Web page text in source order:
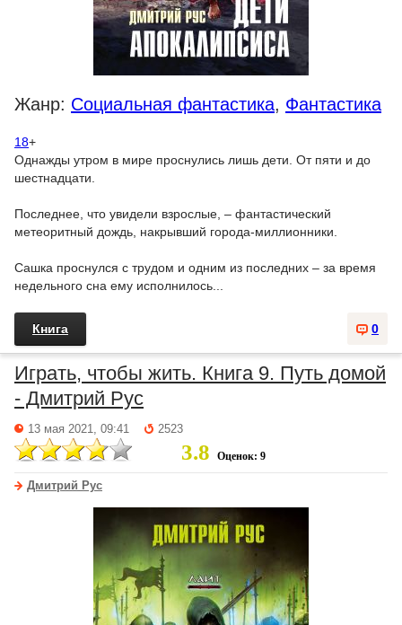
Жанр: Социальная фантастика, Фантастика
18+
Однажды утром в мире проснулись лишь дети. От пяти и до
шестнадцати.
Последнее, что увидели взрослые, – фантастический
метеоритный дождь, накрывший города-миллионники.
Сашка проснулся с трудом и одним из последних – за время
недельного сна ему исполнилось...
0
Книга
Играть, чтобы жить. Книга 9. Путь домой
- Дмитрий Рус
13 мая 2021, 09:41 2523
3.8 Оценок: 9
Дмитрий Рус